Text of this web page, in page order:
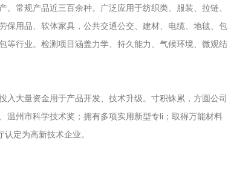
常规产品近三百余种。广泛应用于纺织类、服装、拉链、
保用品、软体家具，公共交通公交、建材、电缆、地毯、包
等行业。检测项目涵盖力学、持久能力、气候环境、微观结
入大量资金用于产品开发、技术升级。寸积铢累，方圆公司
温州市科学技术奖；拥有多项实用新型专li；取得万能材料
定为高新技术企业。